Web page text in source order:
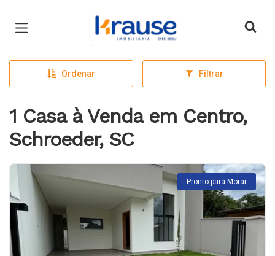
Página inicial
Ordenar Filtrar
1 Casa à Venda em Centro,
Schroeder, SC
Pronto para Morar